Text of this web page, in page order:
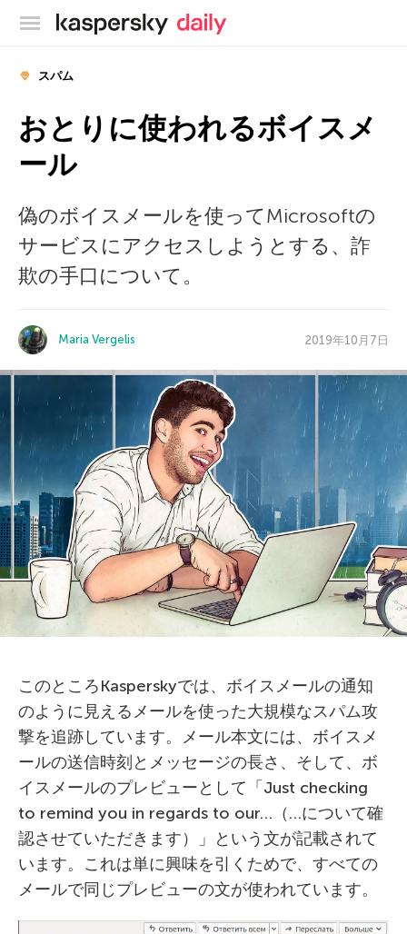
カスペルスキー公式ブログ
スパム
おとりに使われるボイスメ
ール
偽のボイスメールを使ってMicrosoftの
サービスにアクセスしようとする、詐
欺の手口について。
Maria Vergelis 2019年10月7日
このところKasperskyでは、ボイスメールの通知
のように見えるメールを使った大規模なスパム攻
撃を追跡しています。メール本文には、ボイスメ
ールの送信時刻とメッセージの長さ、そして、ボ
イスメールのプレビューとして「Just checking
to remind you in regards to our…（…について確
認させていただきます）」という文が記載されて
います。これは単に興味を引くためで、すべての
メールで同じプレビューの文が使われています。